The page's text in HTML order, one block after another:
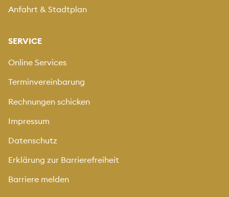
Anfahrt & Stadtplan
SERVICE
Online Services
Terminvereinbarung
Rechnungen schicken
Impressum
Datenschutz
Erklärung zur Barrierefreiheit
Barriere melden